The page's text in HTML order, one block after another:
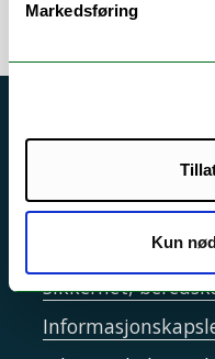
Markedsføring
Kun
Driftsmeldinger
Personvern ved
Sikkerhet,